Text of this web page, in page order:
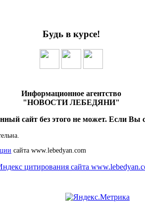
Будь в курсе!
Информационное агентство
"НОВОСТИ ЛЕБЕДЯНИ"
сайт без этого не может. Если Вы
сайта www.lebedyan.com